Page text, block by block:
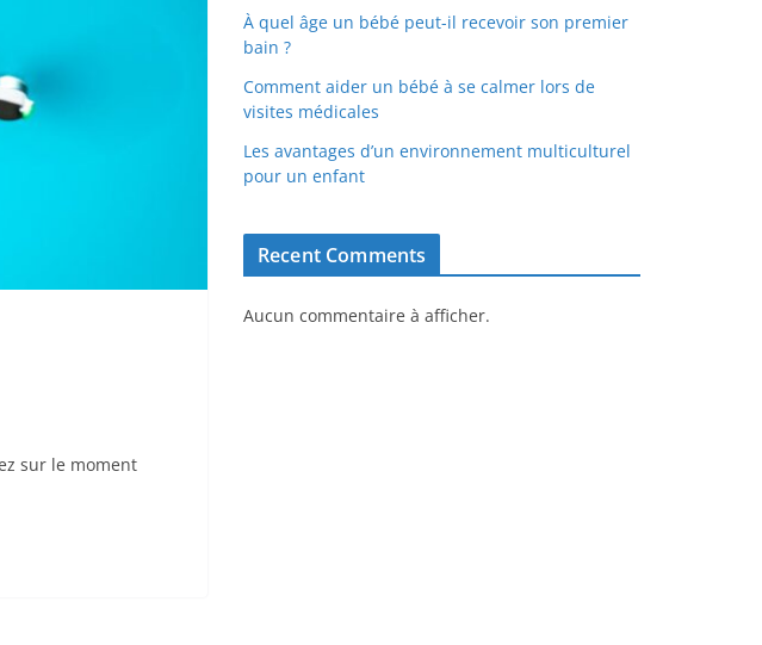
sur le moment
À quel âge un bébé peut-il recevoir son premier
bain ?
Comment aider un bébé à se calmer lors de
visites médicales
Les avantages d’un environnement multiculturel
pour un enfant
Recent Comments
Aucun commentaire à afficher.